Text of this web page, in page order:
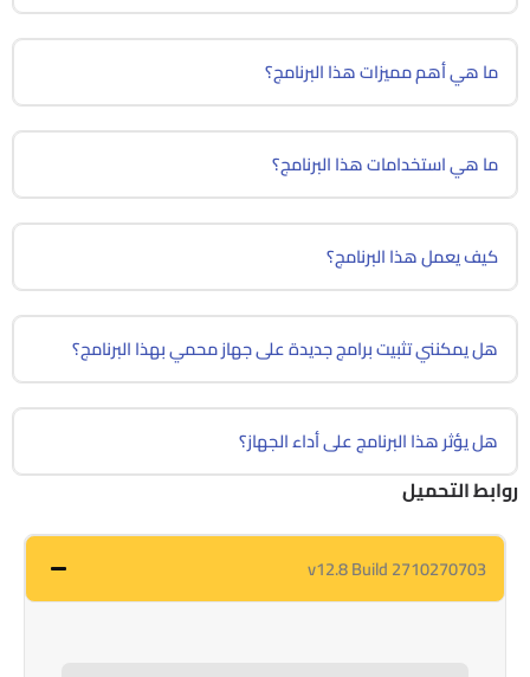
ما هي أهم مميزات هذا البرنامج؟
ما هي استخدامات هذا البرنامج؟
كيف يعمل هذا البرنامج؟
هل يمكنني تثبيت برامج جديدة على جهاز محمي بهذا البرنامج؟
هل يؤثر هذا البرنامج على أداء الجهاز؟
روابط التحميل
v12.8 Build 2710270703